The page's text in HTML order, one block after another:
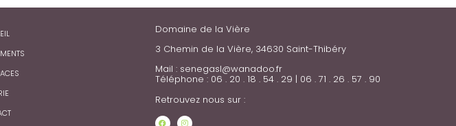
Domaine de la Vière
3 Chemin de la Vière, 34630 Saint-Thibéry
Mail : senegasl@wanadoo.fr
Téléphone : 06 . 20 . 18 . 54 . 29 | 06 . 71 . 26 . 57 . 90
Retrouvez nous sur :